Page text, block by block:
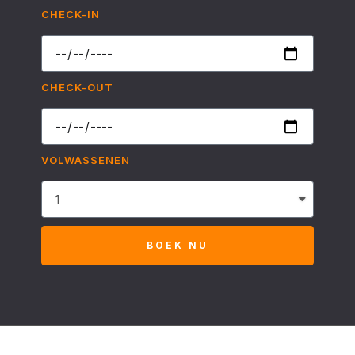
CHECK-IN
CHECK-OUT
VOLWASSENEN
BOEK NU